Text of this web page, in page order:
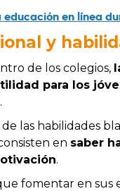
educación en línea
y
de los colegios,
para los
las habilidades
en saber
.
fomentar en sus